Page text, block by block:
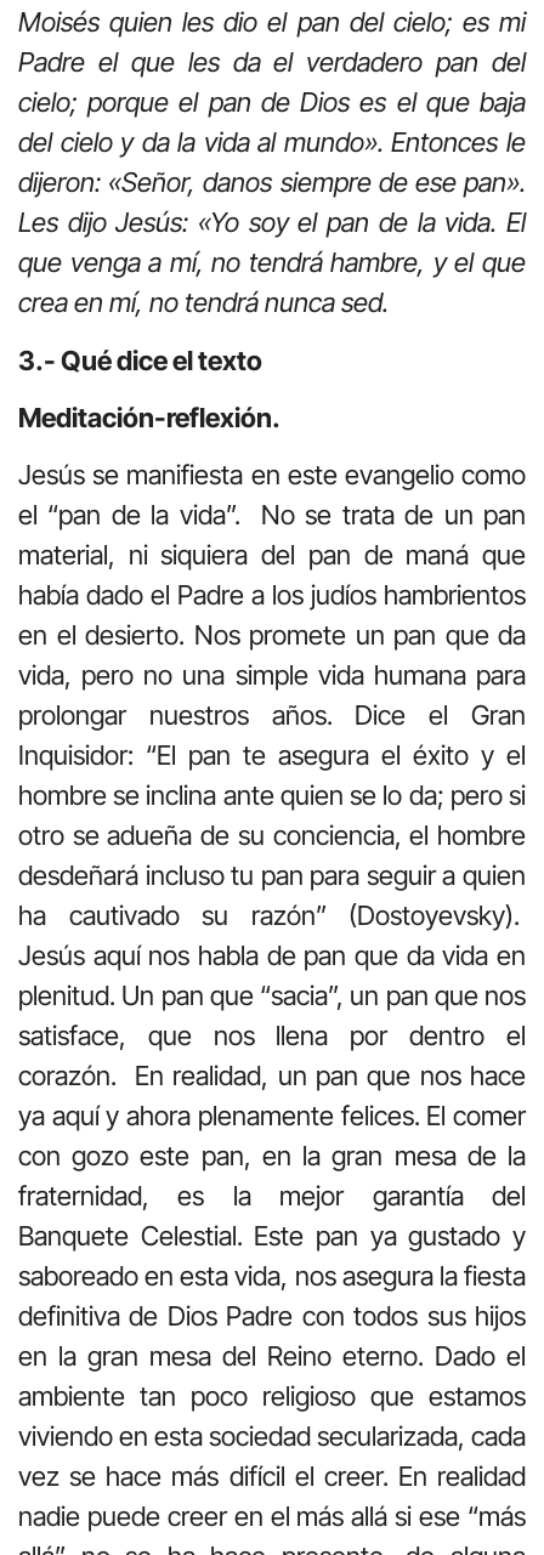
Moisés quien les dio el pan del cielo; es mi
Padre el que les da el verdadero pan del
cielo; porque el pan de Dios es el que baja
del cielo y da la vida al mundo». Entonces le
dijeron: «Señor, danos siempre de ese pan».
Les dijo Jesús: «Yo soy el pan de la vida. El
que venga a mí, no tendrá hambre, y el que
crea en mí, no tendrá nunca sed.
3.- Qué dice el texto
Meditación-reflexión.
Jesús se manifiesta en este evangelio como
el “pan de la vida”. No se trata de un pan
material, ni siquiera del pan de maná que
había dado el Padre a los judíos hambrientos
en el desierto. Nos promete un pan que da
vida, pero no una simple vida humana para
prolongar nuestros años. Dice el Gran
Inquisidor: “El pan te asegura el éxito y el
hombre se inclina ante quien se lo da; pero si
otro se adueña de su conciencia, el hombre
desdeñará incluso tu pan para seguir a quien
ha cautivado su razón” (Dostoyevsky).
Jesús aquí nos habla de pan que da vida en
plenitud. Un pan que “sacia”, un pan que nos
satisface, que nos llena por dentro el
corazón. En realidad, un pan que nos hace
ya aquí y ahora plenamente felices. El comer
con gozo este pan, en la gran mesa de la
fraternidad, es la mejor garantía del
Banquete Celestial. Este pan ya gustado y
saboreado en esta vida, nos asegura la fiesta
definitiva de Dios Padre con todos sus hijos
en la gran mesa del Reino eterno. Dado el
ambiente tan poco religioso que estamos
viviendo en esta sociedad secularizada, cada
vez se hace más difícil el creer. En realidad
nadie puede creer en el más allá si ese “más